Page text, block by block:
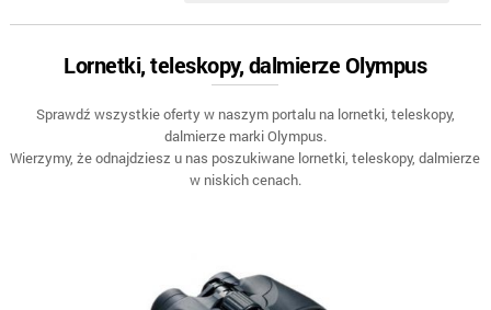
Lornetki, teleskopy, dalmierze Olympus
Sprawdź wszystkie oferty w naszym portalu na lornetki, teleskopy,
dalmierze marki Olympus.
Wierzymy, że odnajdziesz u nas poszukiwane lornetki, teleskopy, dalmierze
w niskich cenach.